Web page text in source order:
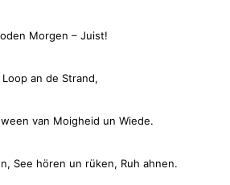
Morgen – Juist!
Loop an de Strand,
van Moigheid un Wiede.
See hören un rüken, Ruh ahnen.